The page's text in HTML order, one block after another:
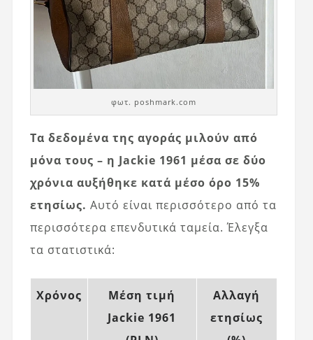
φωτ. poshmark.com
Τα δεδομένα της αγοράς μιλούν από
μόνα τους – η Jackie 1961 μέσα σε δύο
χρόνια αυξήθηκε κατά μέσο όρο 15%
ετησίως. Αυτό είναι περισσότερο από τα
περισσότερα επενδυτικά ταμεία. Έλεγξα
τα στατιστικά:
Χρόνος
Μέση τιμή
Jackie 1961
Αλλαγή
ετησίως